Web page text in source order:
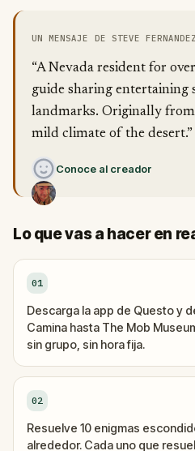
UN MENSAJE DE STEVE FERNANDEZ
“A Nevada resident for
guide sharing entertaining
landmarks. Originally from
mild climate of the desert.”
Conoce al creador
Lo que vas a hacer en
01
Descarga la app de Questo y
Camina hasta The Mob
sin grupo, sin hora fija.
02
Resuelve 10 enigmas
alrededor. Cada uno que